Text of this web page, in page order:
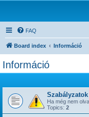
FAQ
Board index Információ
Információ
Szabályzatok
Ha még nem
Topics: 2